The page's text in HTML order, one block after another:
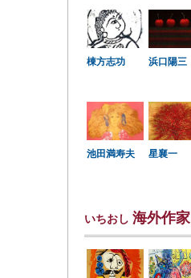
棟方志功 浜口陽三
池田満寿夫 星襄一
いちおし 海外作家